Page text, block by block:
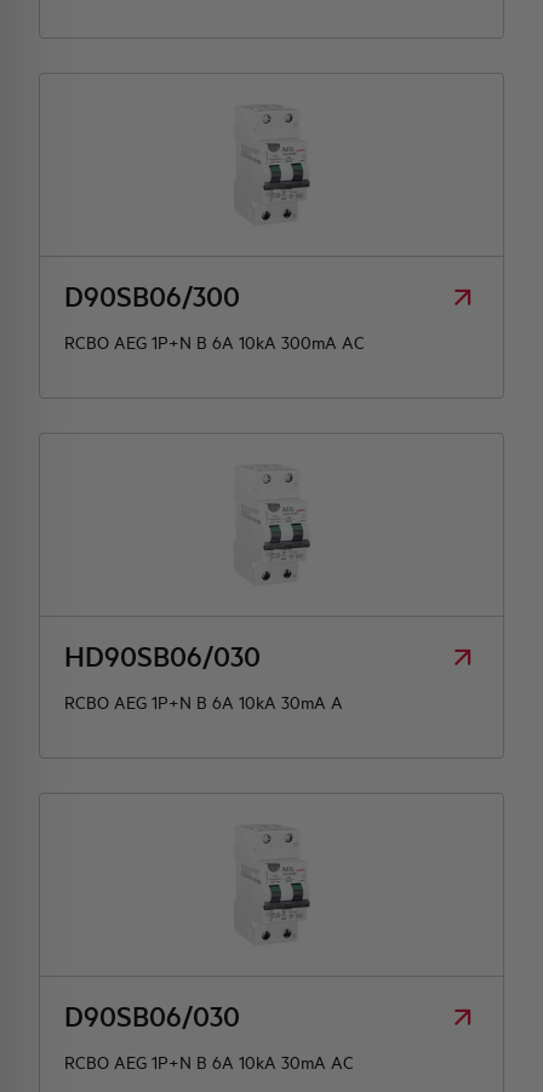
D90SB06/300
RCBO AEG 1P+N B 6A 10kA 300mA AC
HD90SB06/030
RCBO AEG 1P+N B 6A 10kA 30mA A
D90SB06/030
RCBO AEG 1P+N B 6A 10kA 30mA AC